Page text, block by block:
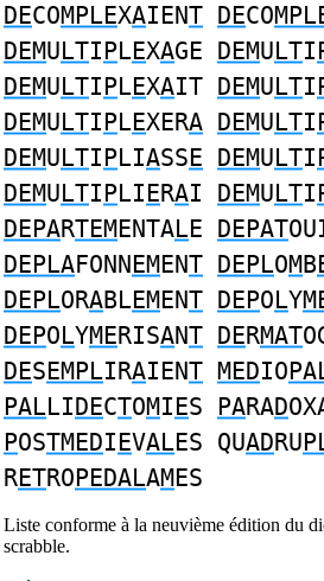
DECOMPLEXAIENT DECO
DEMULTIPLEXAGE DEMULTI
DEMULTIPLEXAIT DEMULTI
DEMULTIPLEXERA DEMULTI
DEMULTIPLIASSE DEMULTI
DEMULTIPLIERAI DEMULTI
DEPARTEMENTALE DEPAT
DEPLAFONNEMENT DEPLOMB
DEPLORABLEMENT DEPOLY
DEPOLYMERISANT DERMAT
DESEMPLIRAIENT MEDIO
PALLIDECTOMIES PARAD
POSTMEDIEVALES QUADRU
RETROPEDALAMES
Liste conforme à la neuvième édition du
scrabble.